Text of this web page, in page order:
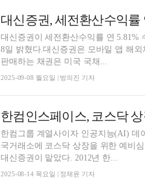
대신증권이 세전환산수익률 연 5.81%
8일 밝혔다.대신증권은 모바일 앱 해
판매하는 채권은 미국 국채...
2025-09-08 월요일 | 방의진 기자
한컴인스페이스, 코스닥
한컴그룹 계열사이자 인공지능(AI) 데
국거래소에 코스닥 상장을 위한 예비
대신증권이 맡았다. 2012년 한...
2025-08-14 목요일 | 정채윤 기자